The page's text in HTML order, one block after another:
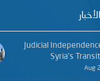
Judicial
Syria’s